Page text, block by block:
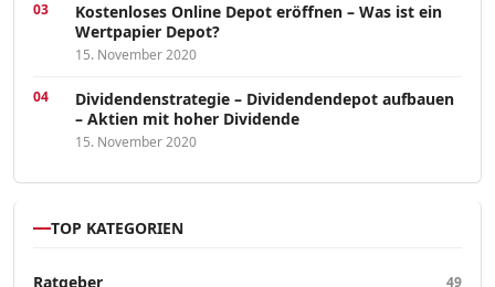
Kostenloses Online Depot eröffnen – Was ist ein
Wertpapier Depot?
15. November 2020
Dividendenstrategie – Dividendendepot aufbauen
– Aktien mit hoher Dividende
15. November 2020
TOP KATEGORIEN
Ratgeber 49